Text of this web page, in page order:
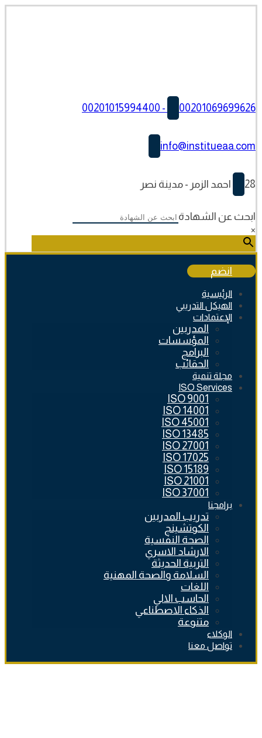
00201069699626 - 00201015994400
info@institueaa.com
28 احمد الزمر - مدينة نصر
ابحث عن الشهادة
×
انضم
الرئيسية
الهيكل التدريبي
الإعتمادات
المدربين
المؤسسات
البرامج
الحقائب
مجلة تنمية
ISO Services
ISO 9001
ISO 14001
ISO 45001
ISO 13485
ISO 27001
ISO 17025
ISO 15189
ISO 21001
ISO 37001
برامجنا
تدريب المدربين
الكوتشينج
الصحة النفسية
الارشاد الاسري
التربية الحديثة
السلامة والصحة المهنية
اللغات
الحاسب الالي
الذكاء الاصطناعي
متنوعة
الوكلاء
تواصل معنا